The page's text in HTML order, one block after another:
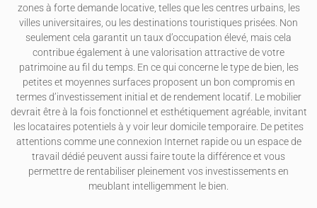
zones à forte demande locative, telles que les centres urbains, les
villes universitaires, ou les destinations touristiques prisées. Non
seulement cela garantit un taux d’occupation élevé, mais cela
contribue également à une valorisation attractive de votre
patrimoine au fil du temps. En ce qui concerne le type de bien, les
petites et moyennes surfaces proposent un bon compromis en
termes d’investissement initial et de rendement locatif. Le mobilier
devrait être à la fois fonctionnel et esthétiquement agréable, invitant
les locataires potentiels à y voir leur domicile temporaire. De petites
attentions comme une connexion Internet rapide ou un espace de
travail dédié peuvent aussi faire toute la différence et vous
permettre de rentabiliser pleinement vos investissements en
meublant intelligemment le bien.